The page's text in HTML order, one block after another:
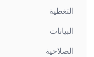
التغطية
البيانات
الصلاحية